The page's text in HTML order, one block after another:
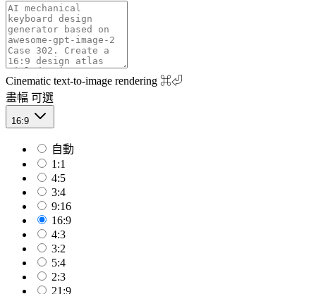
Cinematic text-to-image rendering ⌘⏎
畫幅 可選
16:9
自動
1:1
4:5
3:4
9:16
16:9
4:3
3:2
5:4
2:3
21:9